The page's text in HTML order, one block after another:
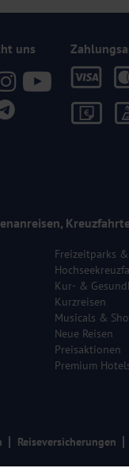
uns
Freizeitparks
Kur- &
Kurzreisen
Musicals &
Neue Reisen
Preisaktionen
Premium
Reiseversicherungen